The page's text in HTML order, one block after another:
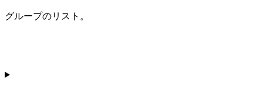
グループのリスト。